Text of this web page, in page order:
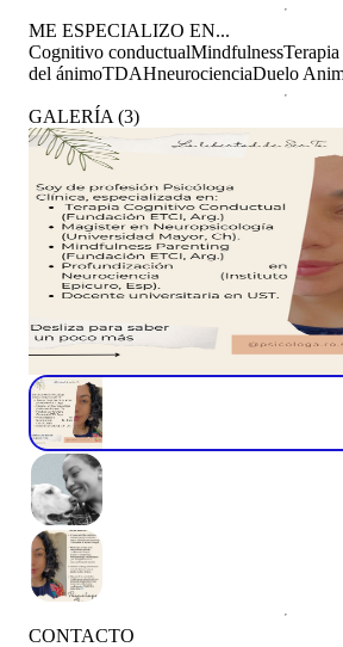
ME ESPECIALIZO EN...
Cognitivo conductualMindfulnessTerapia
del ánimoTDAHneurocienciaDuelo
GALERÍA (3)
CONTACTO